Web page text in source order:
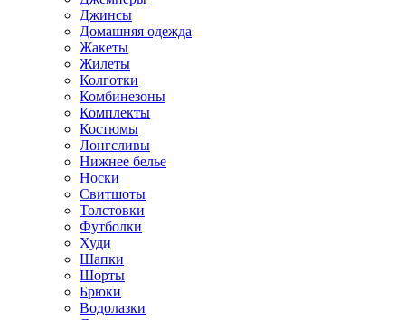
Джинсы
Домашняя одежда
Жакеты
Жилеты
Колготки
Комбинезоны
Комплекты
Костюмы
Лонгсливы
Нижнее белье
Носки
Свитшоты
Толстовки
Футболки
Худи
Шапки
Шорты
Брюки
Водолазки